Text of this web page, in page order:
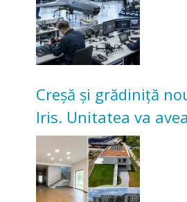
Creșă și grădiniță
Iris. Unitatea va
pentru copii